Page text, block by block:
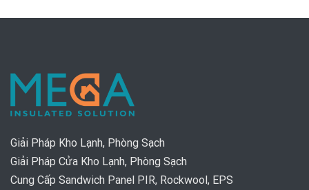
Giải Pháp Kho Lạnh, Phòng Sạch
Giải Pháp Cửa Kho Lạnh, Phòng Sạch
Cung Cấp Sandwich Panel PIR, Rockwool, EPS